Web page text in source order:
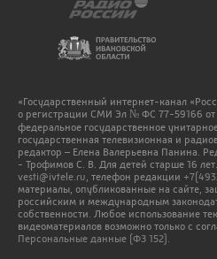
«Государственный интернет-канал
о регистрации СМИ Эл № ФС 77-59166 от
федеральное государственное
государственная телевизионная и
редактор – Елена Валерьевна Панина.
- Трофимов С. В. Для детей старше 16
vesti@ivtele.ru , телефон редакции
материалы, опубликованные на сайте,
российским и международным
собственности. Любое использование
видеоматериалов возможно только с
Персональные данные (ФЗ 152).